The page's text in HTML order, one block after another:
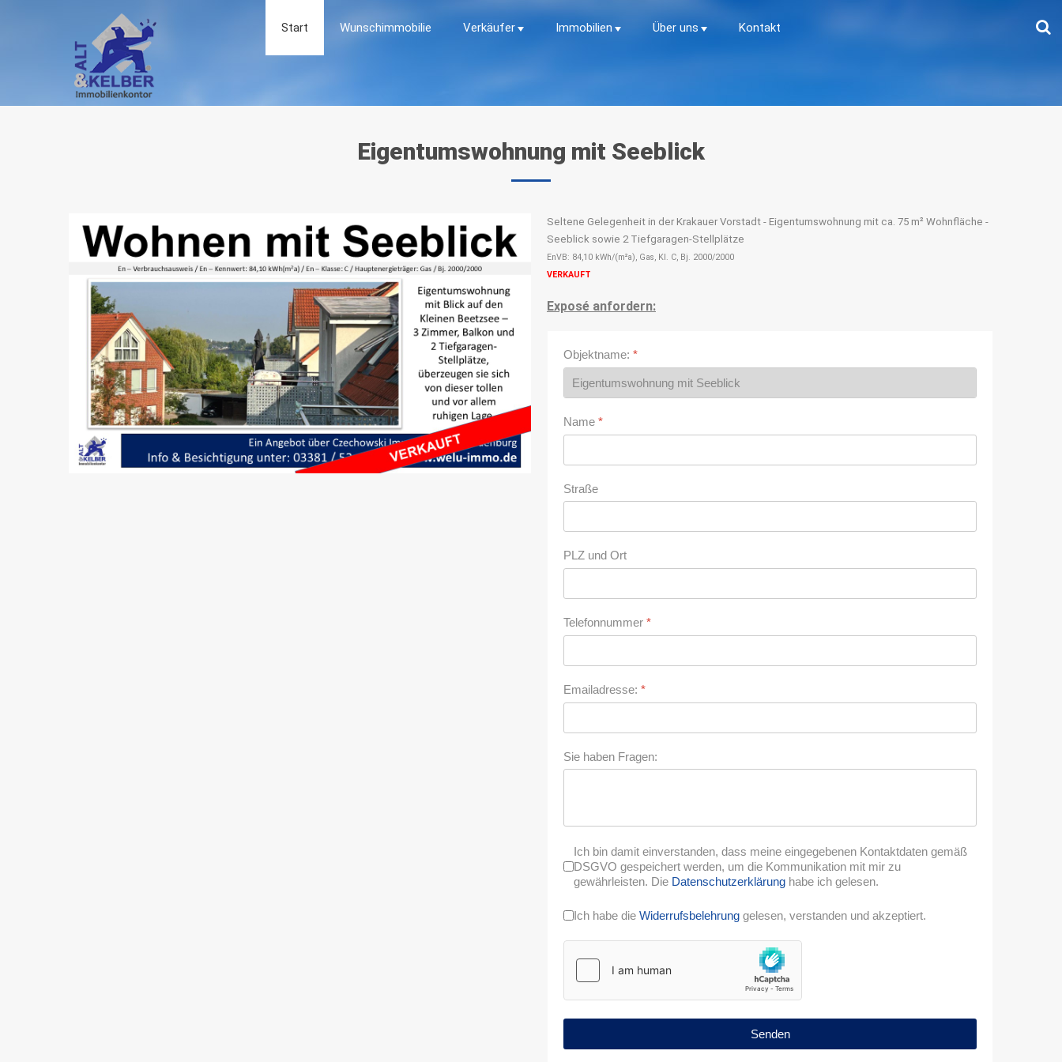
Start Wunschimmobilie Verkäufer Immobilien Über uns Kontakt
Eigentumswohnung mit Seeblick
Seltene Gelegenheit in der Krakauer Vorstadt - Eigentumswohnung mit ca. 75 m² Wohnfläche -
Seeblick sowie 2 Tiefgaragen-Stellplätze
EnVB: 84,10 kWh/(m²a), Gas, Kl. C, Bj. 2000/2000
VERKAUFT
Exposé anfordern:
Objektname: *
Name *
Straße
PLZ und Ort
Telefonnummer *
Emailadresse: *
Sie haben Fragen:
Ich bin damit einverstanden, dass meine eingegebenen Kontaktdaten gemäß
DSGVO gespeichert werden, um die Kommunikation mit mir zu
gewährleisten. Die Datenschutzerklärung habe ich gelesen.
Ich habe die Widerrufsbelehrung gelesen, verstanden und akzeptiert.
Senden